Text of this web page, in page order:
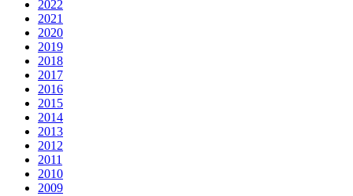
2022
2021
2020
2019
2018
2017
2016
2015
2014
2013
2012
2011
2010
2009